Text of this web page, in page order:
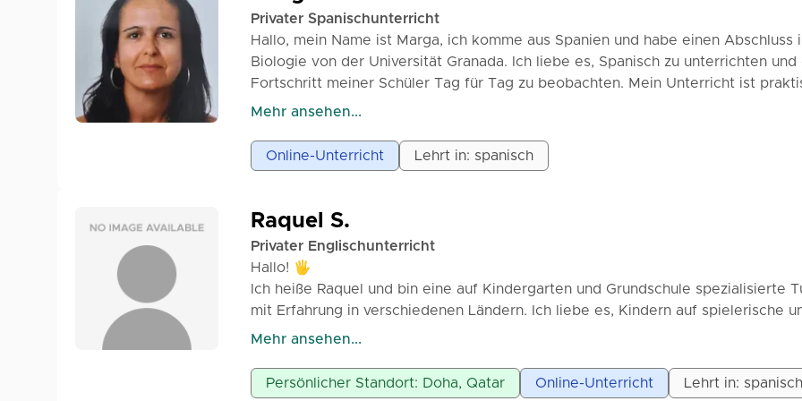
Hörverständnis verbessern und das 'nützliche' Englisch/Spanisch beherrschen,
für Reisen, Arbeit oder das tägliche Leben benötigen. Mein Ziel ist es, Ihren
Lernprozess in eine fesselnde und lohnende Erfahrung zu verwandeln, bei der
jeder Sitzung greifbare Fortschritte sehen können.
Privater Spanischunterricht
Hallo, mein Name ist Marga, ich komme aus Spanien und habe einen Abschluss
Biologie von der Universität Granada. Ich liebe es, Spanisch zu unterrichten und
Fortschritt meiner Schüler Tag für Tag zu beobachten. Mein Unterricht ist
nah und an dein Tempo angepasst, immer in einer entspannten und
natürlich sein sollte wie ein Spaziergang im Freien: Schritt für Schritt und mit
Ich verfüge über verschiedene Materialien: Präsentationen, Arbeitsblätter,
werde ich personalisierte Ressourcen erstellen, um deine Ziele und Interessen zu
erfüllen. Trau dich, den ersten Schritt zu machen! In unserer ersten Stunde
uns kennen, sprechen über deine Ziele und ich erstelle einen persönlichen Plan
dich. Mein Unterricht ist dynamisch, praktisch und an dein Tempo angepasst. Es
keine Rolle, ob du von vorne beginnst: Du wirst Spanisch mit Freude lernen.
deine Probestunde! Ich freue mich auf dich 😊👋🏼
Mehr ansehen...
Online-Unterricht Lehrt in: spanisch
Raquel S.
Privater Englischunterricht
Hallo! 🖐
Ich heiße Raquel und bin eine auf Kindergarten und Grundschule spezialisierte
mit Erfahrung in verschiedenen Ländern. Ich liebe es, Kindern auf spielerische
effektive Weise zu helfen. Ich habe eine Ausbildung in Lehramt mit
Grundschule. Ich habe mehrere Jahre Erfahrung darin, Schüler bei ihrer
Entwicklung zu begleiten. Mein Unterricht ist strukturiert und wird individuell auf
Mehr ansehen...
Persönlicher Standort: Doha, Qatar Online-Unterricht Lehrt in: spanisch